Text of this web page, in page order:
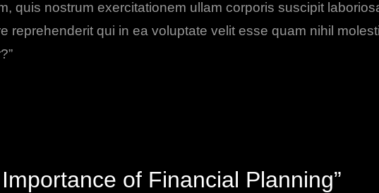
quis nostrum exercitationem ullam corporis suscipit
reprehenderit qui in ea voluptate velit esse quam nihil
of Financial Planning”